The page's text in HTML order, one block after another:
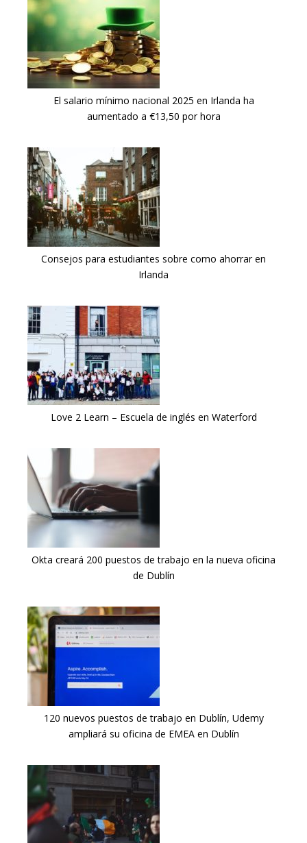
El salario mínimo nacional 2025 en Irlanda ha
aumentado a €13,50 por hora
Consejos para estudiantes sobre como ahorrar en
Irlanda
Love 2 Learn – Escuela de inglés en Waterford
Okta creará 200 puestos de trabajo en la nueva oficina
de Dublín
120 nuevos puestos de trabajo en Dublín, Udemy
ampliará su oficina de EMEA en Dublín